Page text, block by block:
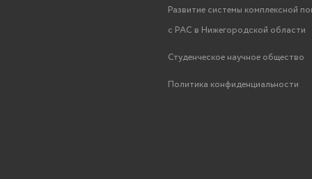
Введение в бережливое
Экскурсия в Воротынский краеведческий
Мастер-класс «Аддитивные
инфраструктуры
Мастер-класс «IOT-технологии. Интернет
Развитие системы комплексной
с РАС в Нижегородской области
Студенческое научное общество
Политика конфиденциальности